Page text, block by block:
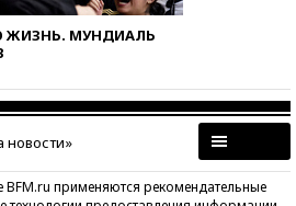
ЖИЗНЬ. МУНДИАЛЬ
применяются рекомендательные